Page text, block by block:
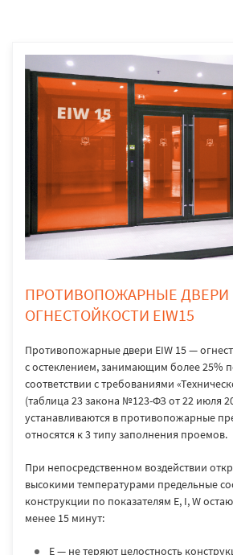
ПРОТИВОПОЖАРНЫЕ ДВЕРИ
ОГНЕСТОЙКОСТИ EIW15
Противопожарные двери EIW 15 —
с остеклением, занимающим более 25%
соответствии с требованиями
(таблица 23 закона №123-ФЗ от 22 июля
устанавливаются в противопожарные
относятся к 3 типу заполнения проемов.
При непосредственном воздействии
высокими температурами предельные
конструкции по показателям E, I, W
менее 15 минут:
E — не теряют целостность